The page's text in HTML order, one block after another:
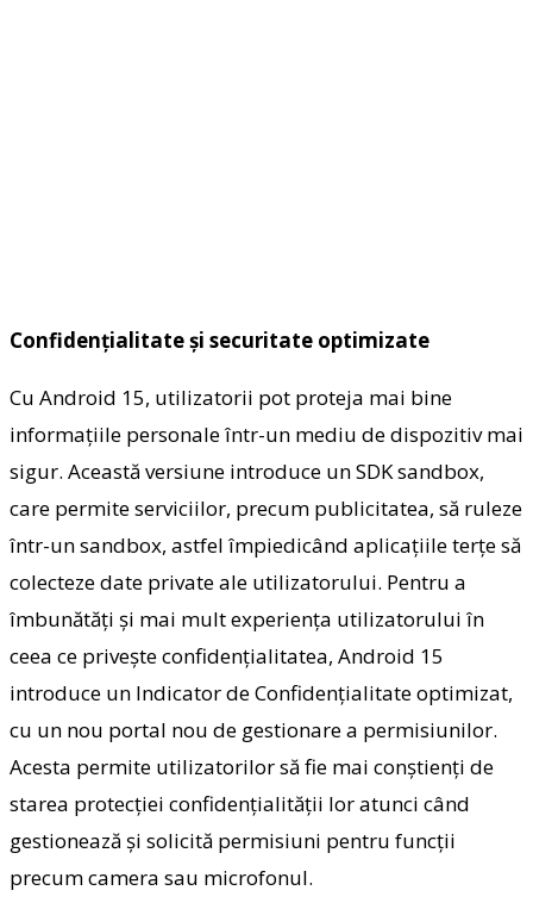
Confidențialitate și securitate optimizate
Cu Android 15, utilizatorii pot proteja mai bine
informațiile personale într-un mediu de dispozitiv mai
sigur. Această versiune introduce un SDK sandbox,
care permite serviciilor, precum publicitatea, să ruleze
într-un sandbox, astfel împiedicând aplicațiile terțe să
colecteze date private ale utilizatorului. Pentru a
îmbunătăți și mai mult experiența utilizatorului în
ceea ce privește confidențialitatea, Android 15
introduce un Indicator de Confidențialitate optimizat,
cu un nou portal nou de gestionare a permisiunilor.
Acesta permite utilizatorilor să fie mai conștienți de
starea protecției confidențialității lor atunci când
gestionează și solicită permisiuni pentru funcții
precum camera sau microfonul.